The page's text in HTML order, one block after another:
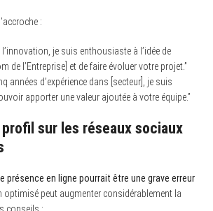
:
je suis enthousiaste à l’idée de
de l’Entreprise] et de faire évoluer votre projet.”
années d’expérience dans [secteur], je suis
apporter une valeur ajoutée à votre équipe.”
sur les réseaux sociaux
présence en ligne pourrait être une grave erreur
optimisé peut augmenter considérablement la